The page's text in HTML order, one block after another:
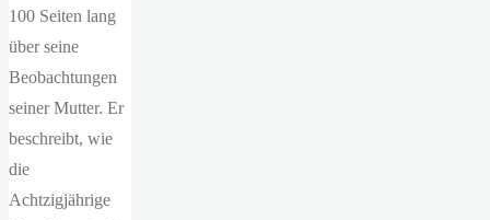
100 Seiten lang
über seine
Beobachtungen
seiner Mutter. Er
beschreibt, wie
die
Achtzigjährige